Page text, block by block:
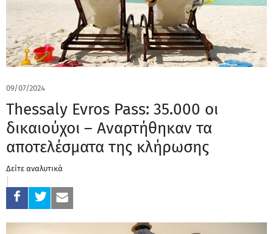
09/07/2024
Thessaly Evros Pass: 35.000 οι
δικαιούχοι – Αναρτήθηκαν τα
αποτελέσματα της κλήρωσης
Δείτε αναλυτικά